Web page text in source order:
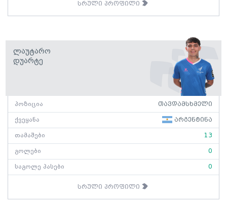
სრული პროფილი
Ლაუტარო
Დუარტე
პოზიცია თავდამსხმელი
ქვეყანა არგენტინა
თამაშები 13
გოლები 0
საგოლე პასები 0
სრული პროფილი